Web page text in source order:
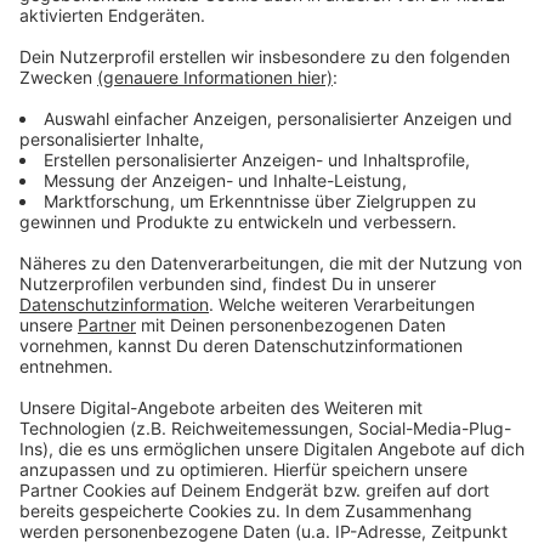
weiter. Dann ist der Tabellenführer München zu Gast
im Dome. Los geht es um 16:30 Uhr, wir sind dann live
dabei.
Anzeige
Weitere Infos und Links zum Thema:
Anzeige
So berichtet die DEG
Anzeige